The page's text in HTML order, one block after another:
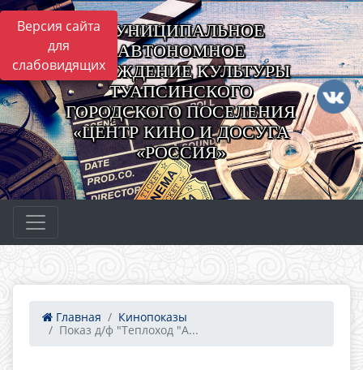
Версия сайта
для
слабовидящих
МУНИЦИПАЛЬНОЕ
АВТОНОМНОЕ
УЧРЕЖДЕНИЕ КУЛЬТУРЫ
ТУАПСИНСКОГО
ГОРОДСКОГО ПОСЕЛЕНИЯ
«ЦЕНТР КИНО И ДОСУГА
«РОССИЯ»
Главная
Кинопоказы
Показ д/ф "Теплоход "А...